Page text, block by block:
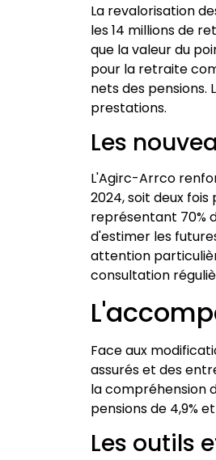
La revalorisation
les 14 millions de
que la valeur du
pour la retraite
nets des
prestations.
Les
L'Agirc-Arrco
2024, soit deux
représentant 70%
d'estimer les
attention
consultation
Face aux
assurés et des
la compréhension
pensions de 4,9%
Les outils